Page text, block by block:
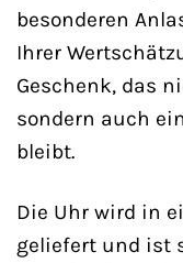
besonderen
Ihrer
Geschenk, das
sondern auch
bleibt.
Die Uhr wird in
geliefert und ist